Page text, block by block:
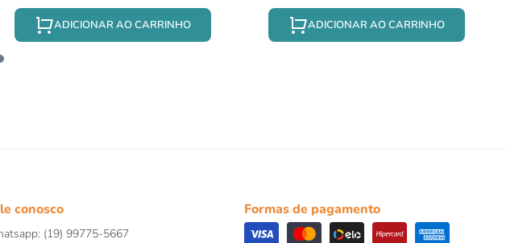
ADICIONAR AO CARRINHO ADICIONAR AO CARRINHO
conosco
(19) 99775-5667
Formas de pagamento